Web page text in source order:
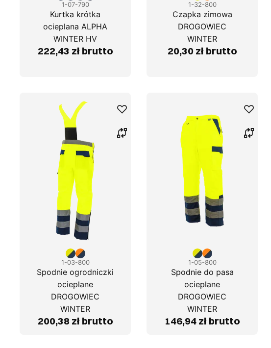
1-07-790
Kurtka krótka
ocieplana ALPHA
WINTER HV
222,43 zł brutto
1-32-800
Czapka zimowa
DROGOWIEC
WINTER
20,30 zł brutto
1-03-800
Spodnie ogrodniczki
ocieplane
DROGOWIEC
WINTER
200,38 zł brutto
1-05-800
Spodnie do pasa
ocieplane
DROGOWIEC
WINTER
146,94 zł brutto